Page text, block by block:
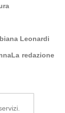
Leonardi
La redazione